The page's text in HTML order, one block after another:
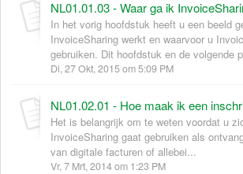
In het vorig hoofdstuk heeft u een beeld
InvoiceSharing werkt en waarvoor u
gebruiken. Dit hoofdstuk en de volgende
Di, 27 Okt, 2015 om 5:09 PM
Het is belangrijk om te weten voordat u
InvoiceSharing gaat gebruiken als
van digitale facturen of allebei...
Vr, 7 Mrt, 2014 om 1:23 PM